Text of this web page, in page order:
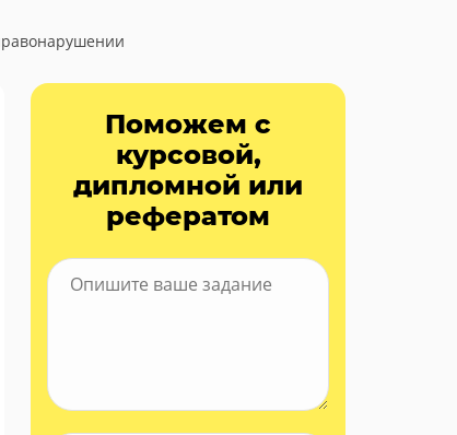
Поможем с
курсовой,
дипломной или
рефератом